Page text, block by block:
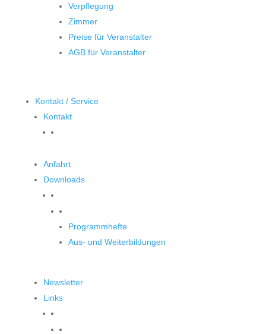
Verpflegung
Zimmer
Preise für Veranstalter
AGB für Veranstalter
Kontakt / Service
Kontakt
Anfahrt
Downloads
Programmhefte
Aus- und Weiterbildungen
Newsletter
Links